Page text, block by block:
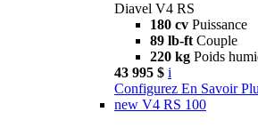
Diavel V4 RS
180 cv Puissance
89 lb-ft Couple
220 kg Poids
43 995 $ i
Configurez En Savoir
new V4 RS 100